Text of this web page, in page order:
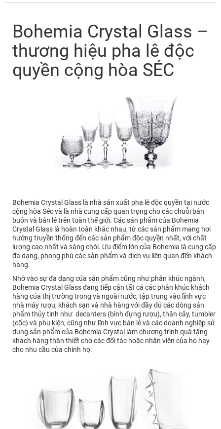
Bohemia Crystal Glass –
thương hiệu pha lê độc
quyền cộng hòa SÉC
Bohemia Crystal Glass là nhà sản xuất pha lê độc quyền tại nước
cộng hòa Séc và là nhà cung cấp quan trọng cho các chuỗi bán
buôn và bán lẻ trên toàn thế giới. Các sản phẩm của Bohemia
Crystal Glass là hoàn toàn khác nhau, từ các sản phẩm mang hơi
hướng truyền thống đến các sản phẩm độc quyền nhất, với chất
lượng cao nhất và sáng chói. Ưu điểm lớn của Bohemia là cung cấp
đa dạng, phong phú các sản phẩm và dịch vụ liên quan đến khách
hàng.
Nhờ vào sự đa dạng của sản phẩm cũng như phân khúc ngành,
Bohemia Crystal Glass đang tiếp cận tất cả các phân khúc khách
hàng của thị trường trong và ngoài nước, tập trung vào lĩnh vực
nhà máy rượu, khách sạn và nhà hàng với đầy đủ các dòng sản
phẩm thủy tinh như decanters (bình đựng rượu), thân cây, tumbler
(cốc) và phụ kiện, cũng như lĩnh vực bán lẻ và các doanh nghiệp sử
dụng sản phẩm của Bohemia Crystal làm chương trình quà tặng
khách hàng thân thiết cho các đối tác hoặc nhân viên của họ hay
cho nhu cầu của chính họ.